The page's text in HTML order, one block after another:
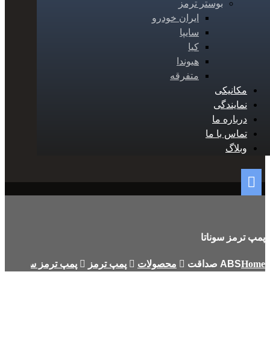
بوستر ترمز
ایران خودرو
سایپا
کیا
هیوندا
متفرقه
مکانیکی
نمایندگی
درباره ما
تماس با ما
وبلاگ
پمپ ترمز سوناتا
Home محصولات پمپ ترمز پمپ ترمز سوناتا